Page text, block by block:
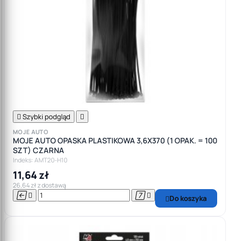
 Szybki podgląd 
MOJE AUTO
MOJE AUTO OPASKA PLASTIKOWA 3,6X370 (1 OPAK. = 100
SZT) CZARNA
Indeks: AMT20-H10
11,64 zł
26,64 zł z dostawą
    Do koszyka